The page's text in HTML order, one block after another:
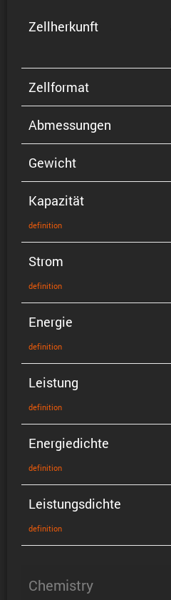
Zellher­kunft
Zellformat
Abmes­sungen
Gewicht
Kapazität
defini­tion
Strom
defini­tion
Energie
defini­tion
Leistung
defini­tion
Energie­dichte
defini­tion
Leistungs­dichte
defini­tion
Chemistry